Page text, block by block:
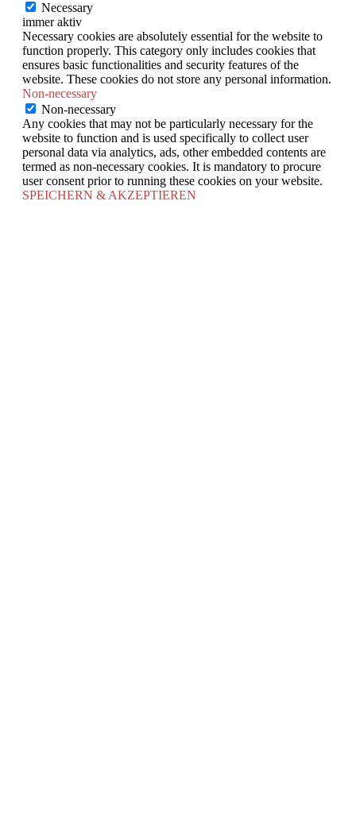
Necessary
immer aktiv
Necessary cookies are absolutely essential for the website to
function properly. This category only includes cookies that
ensures basic functionalities and security features of the
website. These cookies do not store any personal information.
Non-necessary
Non-necessary
Any cookies that may not be particularly necessary for the
website to function and is used specifically to collect user
personal data via analytics, ads, other embedded contents are
termed as non-necessary cookies. It is mandatory to procure
user consent prior to running these cookies on your website.
SPEICHERN & AKZEPTIEREN